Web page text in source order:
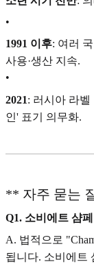
•
1991 이후: 여러
사용·생산 지속.
•
2021: 러시아 라
인' 표기 의무화.
** 자주 묻는
Q1. 소비에트 샴
A. 법적으로
됩니다. 소비에트